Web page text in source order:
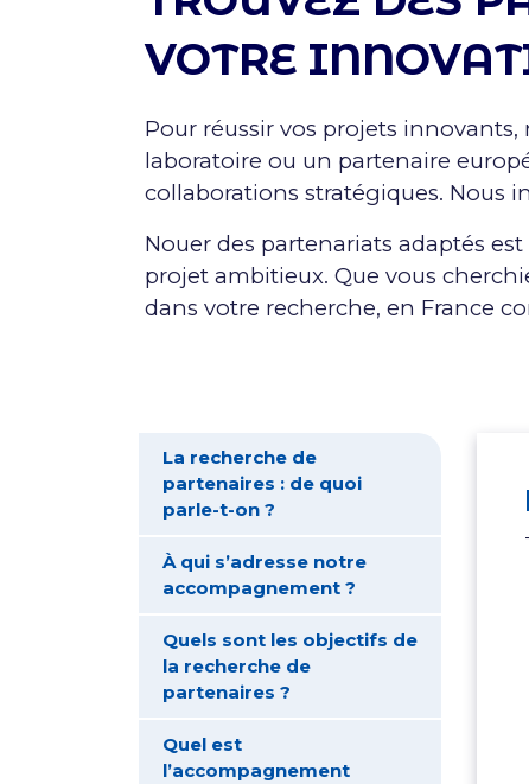
VOTRE
Pour réussir vos projets
laboratoire ou un partenaire
collaborations stratégiques. Nous
Nouer des partenariats adaptés
projet ambitieux. Que vous
dans votre recherche, en France
La recherche de
partenaires : de quoi
parle-t-on ?
À qui s’adresse notre
accompagnement ?
Quels sont les objectifs de
la recherche de
partenaires ?
Quel est
l’accompagnement